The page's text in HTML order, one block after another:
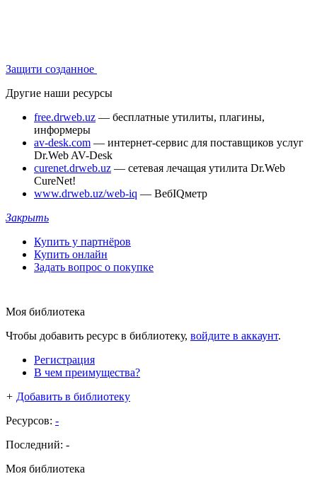
Защити созданное
Другие наши ресурсы
free.drweb.uz — бесплатные утилиты, плагины,
информеры
av-desk.com — интернет-сервис для поставщиков услуг
Dr.Web AV-Desk
curenet.drweb.uz — сетевая лечащая утилита Dr.Web
CureNet!
www.drweb.uz/web-iq — ВебIQметр
Закрыть
Купить у партнёров
Купить онлайн
Задать вопрос о покупке
Моя библиотека
Чтобы добавить ресурс в библиотеку, войдите в аккаунт.
Регистрация
В чем преимущества?
+ Добавить в библиотеку
Ресурсов: -
Последний: -
Моя библиотека